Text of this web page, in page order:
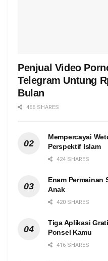
Penjual Video
Telegram Untung
Bulan
466 SHARES
Mempercayai
Perspektif Islam
424 SHARES
Enam Permainan
Anak
420 SHARES
Tiga Aplikasi
Ponsel Kamu
416 SHARES